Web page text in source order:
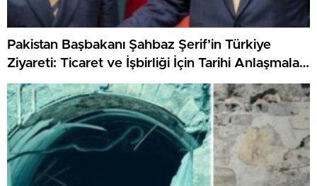
Pakistan Başbakanı Şahbaz Şerif’in Türkiye
Ziyareti: Ticaret ve İşbirliği İçin Tarihi Anlaşmalar
Bekleniyor